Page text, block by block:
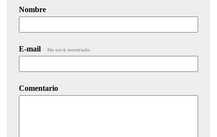
Nombre
E-mail No será mostrado.
Comentario